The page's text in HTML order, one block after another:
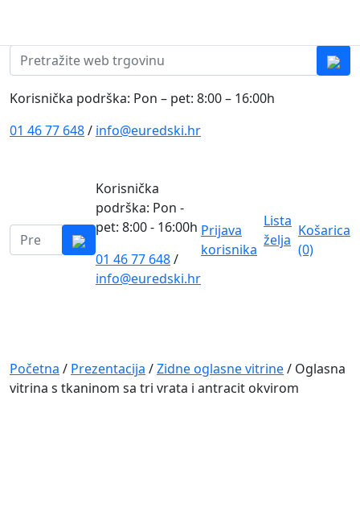
Pretraži:
Korisnička podrška: Pon – pet: 8:00 – 16:00h
01 46 77 648/ info@euredski.hr
Pretraži:
Korisnička
podrška: Pon -
pet: 8:00 - 16:00h
01 46 77 648/
info@euredski.hr
Prijava
korisnika
Lista
želja
Košarica
(0)
Navigation
Početna / Prezentacija /Zidne oglasne vitrine/ Oglasna
vitrina s tkaninom sa tri vrata i antracit okvirom